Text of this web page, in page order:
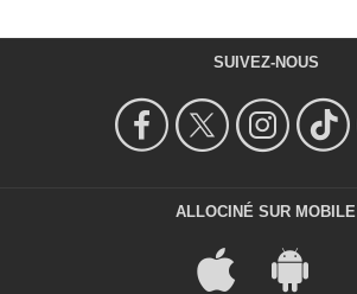
SUIVEZ-NOUS
ALLOCINÉ SUR MOBILE